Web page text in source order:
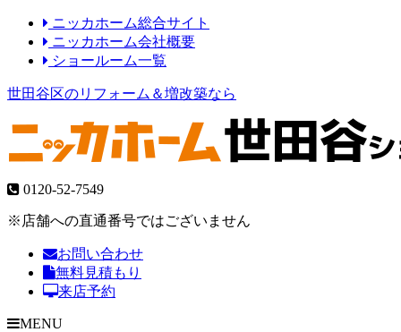
ニッカホーム総合サイト
ニッカホーム会社概要
ショールーム一覧
世田谷区のリフォーム＆増改築なら
0120-52-7549
※店舗への直通番号ではございません
お問い合わせ
無料見積もり
来店予約
MENU